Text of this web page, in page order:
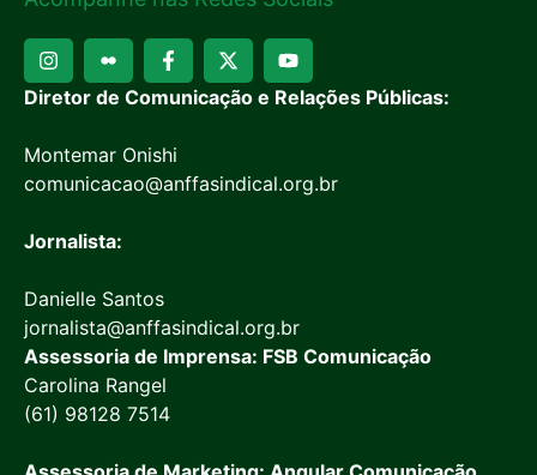
Diretor de Comunicação e Relações Públicas:
Montemar Onishi
comunicacao@anffasindical.org.br
Jornalista:
Danielle Santos
jornalista@anffasindical.org.br
Assessoria de Imprensa: FSB Comunicação
Carolina Rangel
(61) 98128 7514